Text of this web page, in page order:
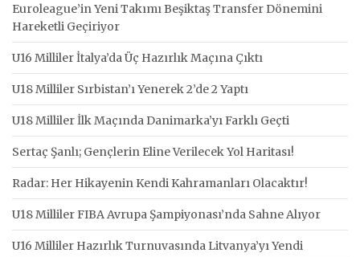
Euroleague’in Yeni Takımı Beşiktaş Transfer Dönemini
Hareketli Geçiriyor
U16 Milliler İtalya’da Üç Hazırlık Maçına Çıktı
U18 Milliler Sırbistan’ı Yenerek 2’de 2 Yaptı
U18 Milliler İlk Maçında Danimarka’yı Farklı Geçti
Sertaç Şanlı; Gençlerin Eline Verilecek Yol Haritası!
Radar: Her Hikayenin Kendi Kahramanları Olacaktır!
U18 Milliler FIBA Avrupa Şampiyonası’nda Sahne Alıyor
U16 Milliler Hazırlık Turnuvasında Litvanya’yı Yendi